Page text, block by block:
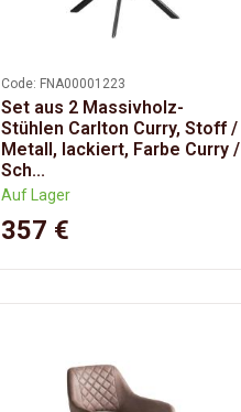
Code: FNA00001223
Set aus 2 Massivholz-
Stühlen Carlton Curry, Stoff /
Metall, lackiert, Farbe Curry /
Sch...
Auf Lager
357 €